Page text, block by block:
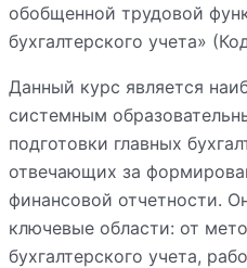
обобщенной трудовой
бухгалтерского учета»
Данный курс является
системным
подготовки главных
отвечающих за
финансовой отчетности.
ключевые области: от
бухгалтерского учета,